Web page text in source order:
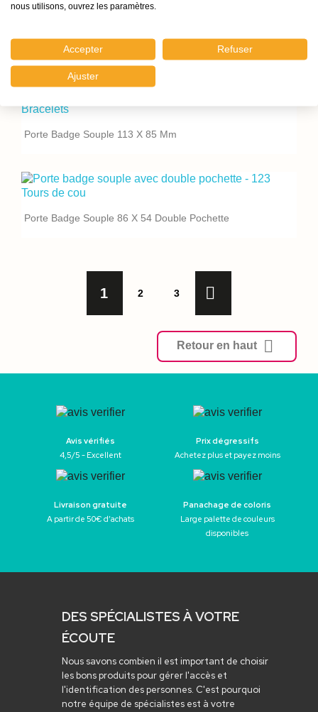
Porte Badge Souple 103 Mm X 90 Mm
Porte Badge Souple 113 X 85 Mm
Porte Badge Souple 86 X 54 Double Pochette
1 2 3 
Retour en haut 
Avis vérifiés
4,5/5 - Excellent
Prix dégressifs
Achetez plus et payez moins
Livraison gratuite
A partir de 50€ d’achats
Panachage de coloris
Large palette de couleurs
disponibles
DES SPÉCIALISTES À VOTRE
ÉCOUTE
Nous savons combien il est important de choisir
les bons produits pour gérer l'accès et
l'identification des personnes. C'est pourquoi
notre équipe de spécialistes est à votre
nous utilisons, ouvrez les paramètres.
Accepter Refuser
Ajuster